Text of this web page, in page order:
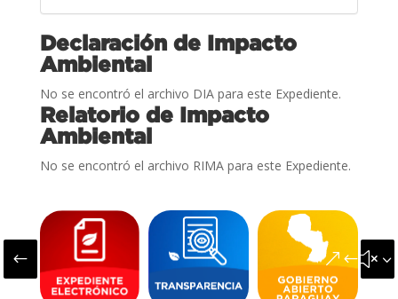
Declaración de Impacto
Ambiental
No se encontró el archivo DIA para este Expediente.
Relatorio de Impacto
Ambiental
No se encontró el archivo RIMA para este Expediente.
#